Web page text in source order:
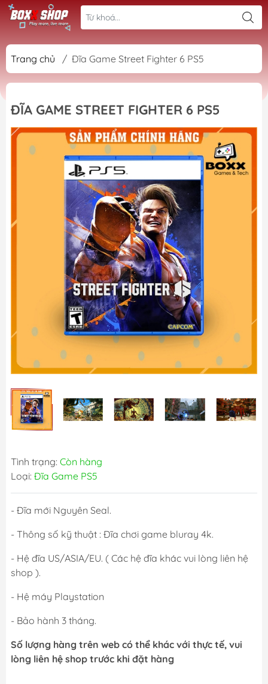
Trang chủ / Đĩa Game Street Fighter 6 PS5
ĐĨA GAME STREET FIGHTER 6 PS5
Tình trạng: Còn hàng
Loại: Đĩa Game PS5
- Đĩa mới Nguyên Seal.
- Thông số kỹ thuật : Đĩa chơi game bluray 4k.
- Hệ đĩa US/ASIA/EU. ( Các hệ đĩa khác vui lòng liên hệ
shop ).
- Hệ máy Playstation
- Bảo hành 3 tháng.
Số lượng hàng trên web có thể khác với thực tế, vui
lòng liên hệ shop trước khi đặt hàng